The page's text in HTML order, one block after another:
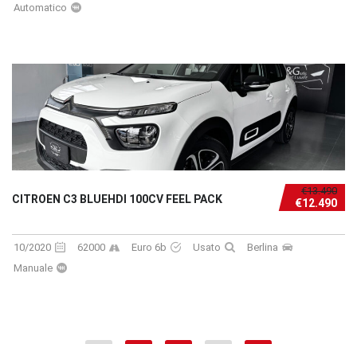
Automatico
€13.490
€12.490
CITROEN C3 BLUEHDI 100CV FEEL PACK
10/2020 62000 Euro 6b Usato
Berlina
Manuale